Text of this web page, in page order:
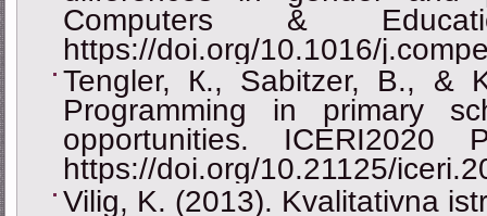
Computers &
https://doi.org/10.1016/
Tengler, К., Sabitzer, B., &
Programming in primary
opportunities. ICERI2020
https://doi.org/10.21125/
Vilig, K. (2013). Kvalitativna